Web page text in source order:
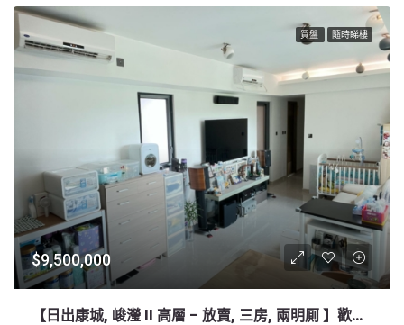
買盤 隨時睇樓
$9,500,000
【日出康城, 峻瀅 II 高層 – 放賣, 三房, 兩明厠 】歡迎約睇 : 叫價$950萬